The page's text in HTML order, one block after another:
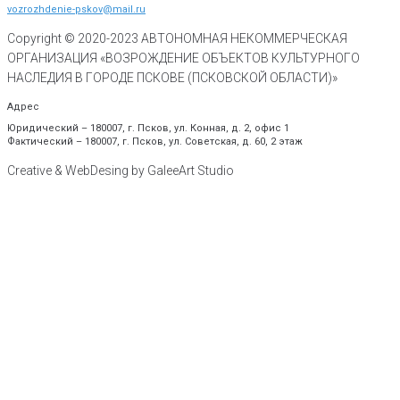
vozrozhdenie-pskov@mail.ru
Copyright © 2020-2023 АВТОНОМНАЯ НЕКОММЕРЧЕСКАЯ
ОРГАНИЗАЦИЯ «ВОЗРОЖДЕНИЕ ОБЪЕКТОВ КУЛЬТУРНОГО
НАСЛЕДИЯ В ГОРОДЕ ПСКОВЕ (ПСКОВСКОЙ ОБЛАСТИ)»
Адрес
Юридический – 180007, г. Псков, ул. Конная, д. 2, офис 1
Фактический – 180007, г. Псков, ул. Советская, д. 60, 2 этаж
Creative & WebDesing by GaleeArt Studio